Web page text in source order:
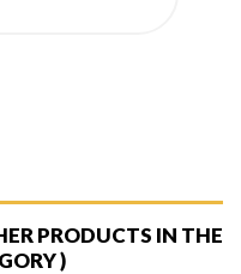
PRODUCTS IN THE
)